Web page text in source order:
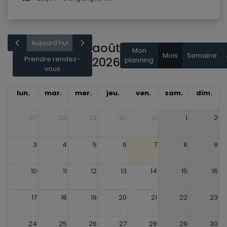
Aujourd'hui
Prendre rendez-
vous
août
2026
Mon
planning
Mois Semaine
lun. mar. mer. jeu. ven. sam. dim.
27 28 29 30 31 1 2
3 4 5 6 7 8 9
10 11 12 13 14 15 16
17 18 19 20 21 22 23
24 25 26 27 28 29 30